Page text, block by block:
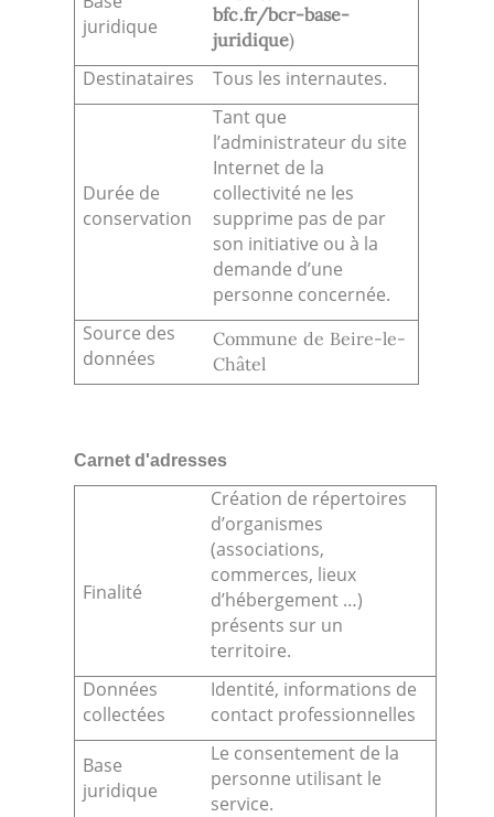
juridique
bfc.fr/bcr-base-
juridique)
Destinataires Tous les internautes.
Durée de
conservation
Tant que
l’administrateur du site
Internet de la
collectivité ne les
supprime pas de par
son initiative ou à la
demande d’une
personne concernée.
Source des
données
Commune de Beire-le-
Châtel
Carnet d'adresses
Finalité
Création de répertoires
d’organismes
(associations,
commerces, lieux
d’hébergement …)
présents sur un
territoire.
Données
collectées
Identité, informations de
contact professionnelles
Base
juridique
Le consentement de la
personne utilisant le
service.